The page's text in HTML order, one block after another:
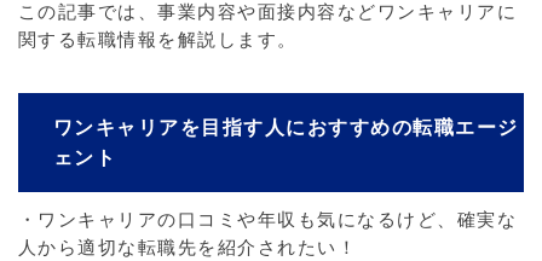
この記事では、事業内容や面接内容などワンキャリアに
関する転職情報を解説します。
ワンキャリアを目指す人におすすめの転職エージ
ェント
・ワンキャリアの口コミや年収も気になるけど、確実な
人から適切な転職先を紹介されたい！